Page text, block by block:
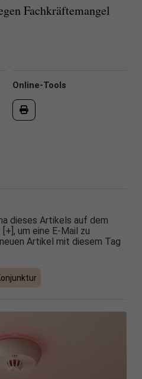
Fachkräftemangel
Online-Tools
dieses Artikels auf dem
um eine E-Mail zu
Artikel mit diesem Tag